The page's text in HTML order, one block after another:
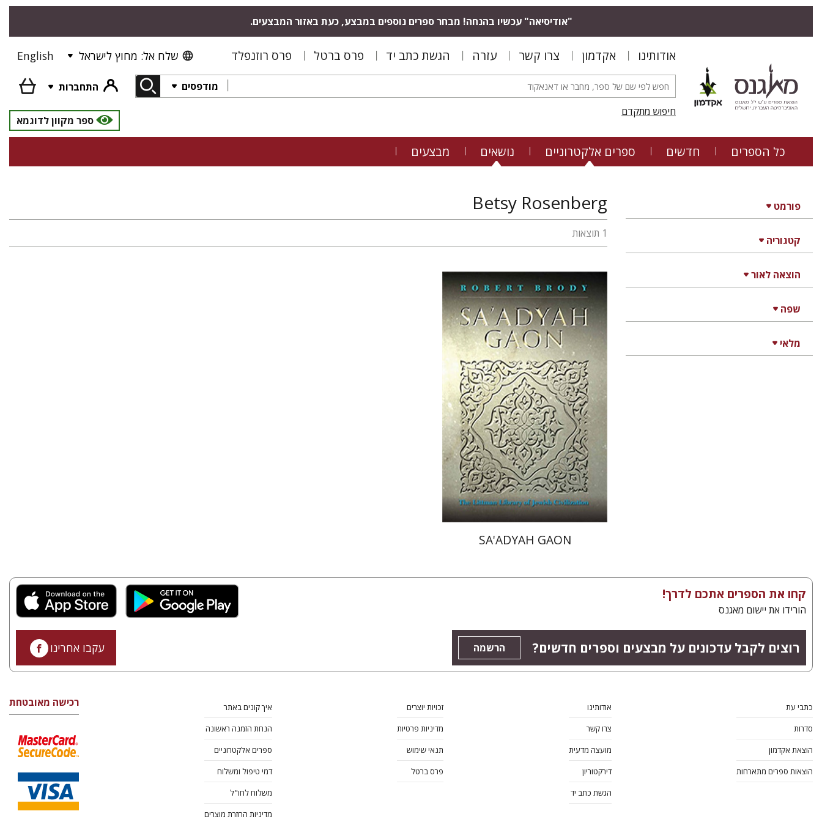
"אודיסיאה" עכשיו בהנחה! מבחר ספרים נוספים במבצע, כעת באזור המבצעים.
אודותינו אקדמון צרו קשר עזרה הגשת כתב יד פרס ברטל פרס רוזנפלד שלח אל: מחוץ לישראל English
מודפסים
התחברות
חיפוש מתקדם
ספר מקוון לדוגמא
כל הספרים חדשים ספרים אלקטרוניים נושאים מבצעים
פורמט
קטגוריה
הוצאה לאור
שפה
מלאי
Betsy Rosenberg
1 תוצאות
ירחמיאל (רוברט) ברודי
Betsy Rosenberg
הנחת אתר ספר מודפס
$34
$31
SA'ADYAH GAON
קחו את הספרים אתכם לדרך!
הורידו את יישום מאגנס
רוצים לקבל עדכונים על מבצעים וספרים חדשים? הרשמה עקבו אחרינו
כתבי עת
סדרות
הוצאת אקדמון
הוצאות ספרים מתארחות
אודותינו
צרו קשר
מועצה מדעית
דירקטוריון
הגשת כתב יד
זכויות יוצרים
מדיניות פרטיות
תנאי שימוש
פרס ברטל
איך קונים באתר
הנחת הזמנה ראשונה
ספרים אלקטרוניים
דמי טיפול ומשלוח
משלוח לחו"ל
מדיניות החזרת מוצרים
רכישה מאובטחת